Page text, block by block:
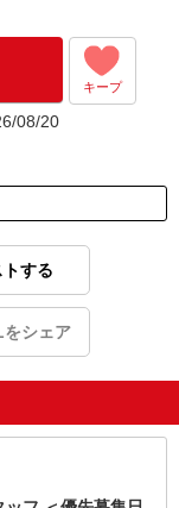
キープ
08/20
する
をシェア